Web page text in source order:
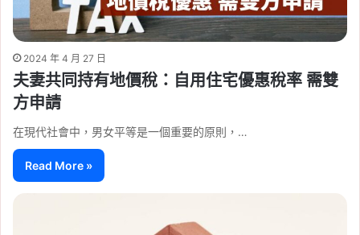
2024 年 4 月 27 日
夫妻共同持有地價稅：自用住宅優惠稅率 需雙
方申請
在現代社會中，男女平等是一個重要的原則，…
Read More »